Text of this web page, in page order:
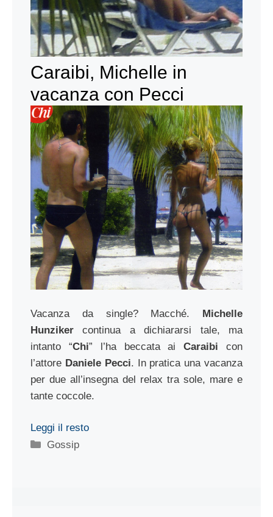
Caraibi, Michelle in
vacanza con Pecci
Vacanza da single? Macché. Michelle
Hunzikercontinua a dichiararsi tale, ma
intanto “Chi” l’ha beccata aiCaraibi con
l’attore Daniele Pecci. In pratica una vacanza
per due all’insegna del relax tra sole, mare e
tante coccole.
Leggi il resto
Categorie
Gossip